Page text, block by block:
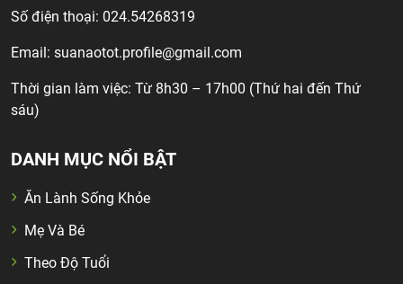
Số điện thoại: 024.54268319
Email: suanaotot.profile@gmail.com
Thời gian làm việc: Từ 8h30 – 17h00 (Thứ hai đến Thứ
sáu)
DANH MỤC NỔI BẬT
Ăn Lành Sống Khỏe
Mẹ Và Bé
Theo Độ Tuổi